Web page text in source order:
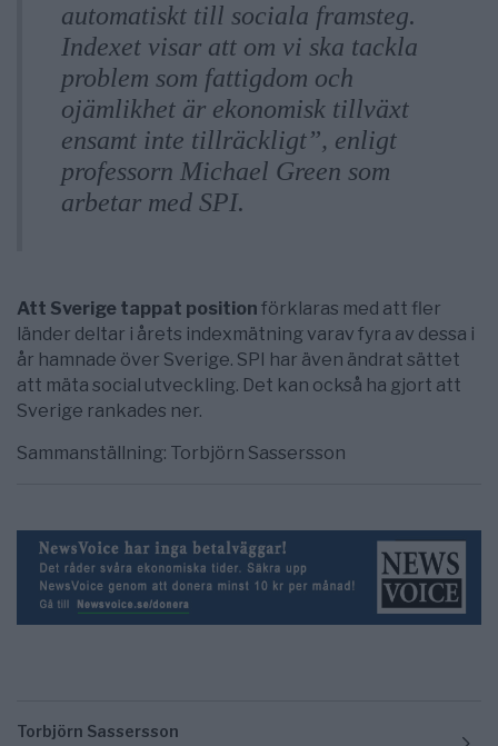
automatiskt till sociala framsteg.
Indexet visar att om vi ska tackla
problem som fattigdom och
ojämlikhet är ekonomisk tillväxt
ensamt inte tillräckligt”, enligt
professorn Michael Green som
arbetar med SPI.
Att Sverige tappat position förklaras med att fler
länder deltar i årets indexmätning varav fyra av dessa i
år hamnade över Sverige. SPI har även ändrat sättet
att mäta social utveckling. Det kan också ha gjort att
Sverige rankades ner.
Sammanställning: Torbjörn Sassersson
Torbjörn Sassersson